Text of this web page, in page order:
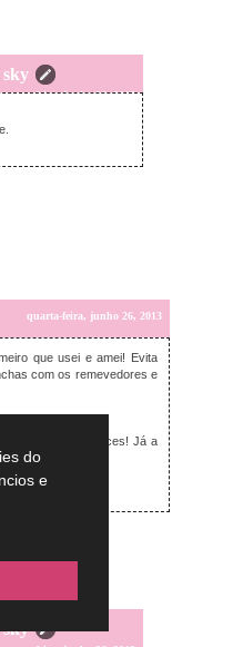
do
e
quarta-feira, junho 26, 2013
quarta-feira, junho 26, 2013
que usei e amei! Evita
com os remevedores e
artesanal Carolices! Já a